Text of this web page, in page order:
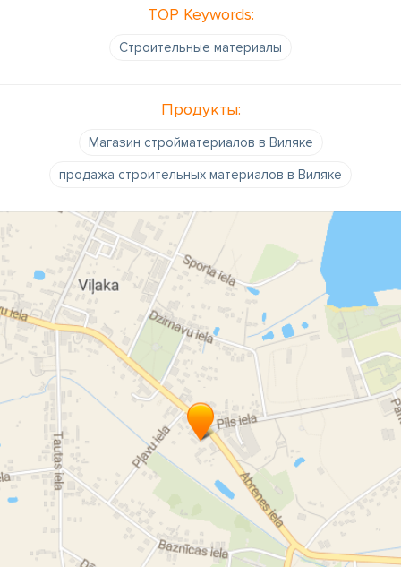
TOP Keywords:
Строительные материалы
Продукты:
Магазин стройматериалов в Виляке
продажа строительных материалов в Виляке